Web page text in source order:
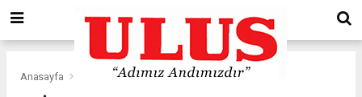
Anasayfa Gündem